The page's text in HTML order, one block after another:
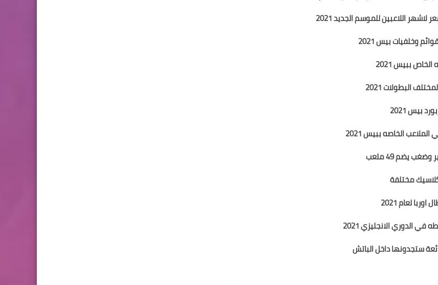
اللاعبين للموسم الجديد 2021
وخلفيات بيس 2021
ببيس 2021
البطولات 2021
بيس 2021
الخاصه ببيس 2021
يضم 49 ملعب
مختلفة
لعام 2021
الدوري الانجليزي 2021
ستجدونها داخل الباتش